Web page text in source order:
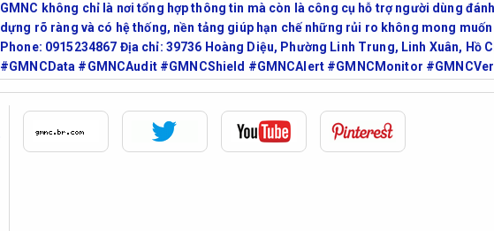
GMNC không chỉ là nơi tổng hợp thông tin mà còn là công cụ hỗ trợ người dùng
dựng rõ ràng và có hệ thống, nền tảng giúp hạn chế những rủi ro không mong
Phone: 0915234867 Địa chỉ: 39736 Hoàng Diệu, Phường Linh Trung, Linh Xuân,
#GMNCData #GMNCAudit #GMNCShield #GMNCAlert #GMNCMonitor